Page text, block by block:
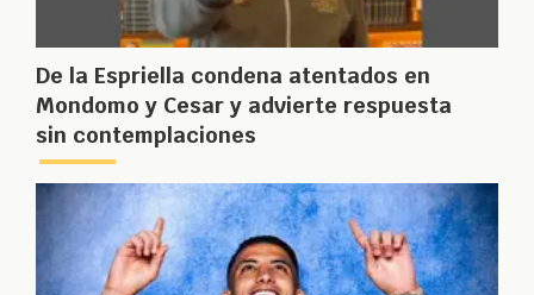
De la Espriella condena atentados en
Mondomo y Cesar y advierte respuesta
sin contemplaciones